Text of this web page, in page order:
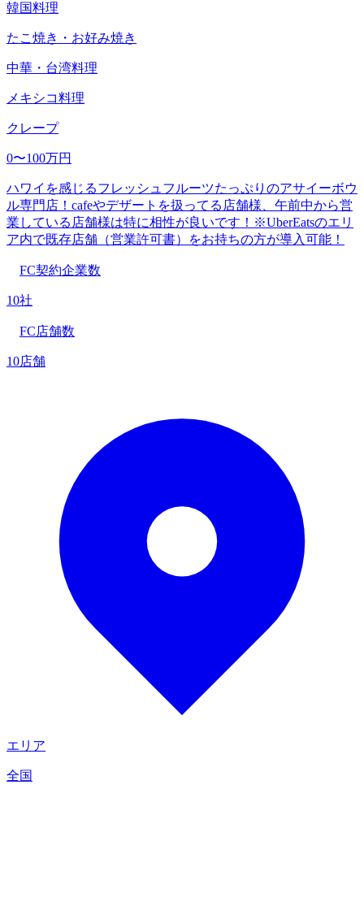
韓国料理
たこ焼き・お好み焼き
中華・台湾料理
メキシコ料理
クレープ
0〜100万円
ハワイを感じるフレッシュフルーツたっぷりのアサイーボウ
ル専門店！cafeやデザートを扱ってる店舗様、午前中から営
業している店舗様は特に相性が良いです！※UberEatsのエリ
ア内で既存店舗（営業許可書）をお持ちの方が導入可能！
FC契約企業数
10社
FC店舗数
10店舗
エリア
全国